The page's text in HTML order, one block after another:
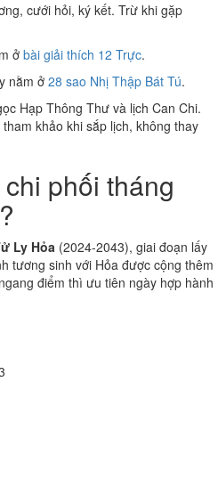
cưới hỏi, ký kết. Trừ khi gặp
ở bài giải thích 12 Trực.
nằm ở 28 sao Nhị Thập Bát Tú.
Hạp Thông Thư và lịch Can Chi.
khảo khi sắp lịch, không thay
phối tháng
Ly Hỏa (2024-2043), giai đoạn lấy
tương sinh với Hỏa được cộng thêm
điểm thì ưu tiên ngày hợp hành